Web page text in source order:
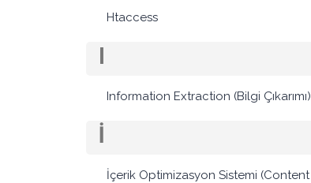
Htaccess
I
Information Extraction (Bilgi Çıkarımı)
İ
İçerik Optimizasyon Sistemi (Content